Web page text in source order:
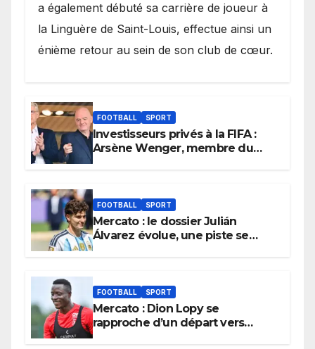
a également débuté sa carrière de joueur à
la Linguère de Saint-Louis, effectue ainsi un
énième retour au sein de son club de cœur.
FOOTBALL SPORT
Investisseurs privés à la FIFA :
Arsène Wenger, membre du
FOOTBALL SPORT
Mercato : le dossier Julián
Álvarez évolue, une piste se
FOOTBALL SPORT
Mercato : Dion Lopy se
rapproche d’un départ vers